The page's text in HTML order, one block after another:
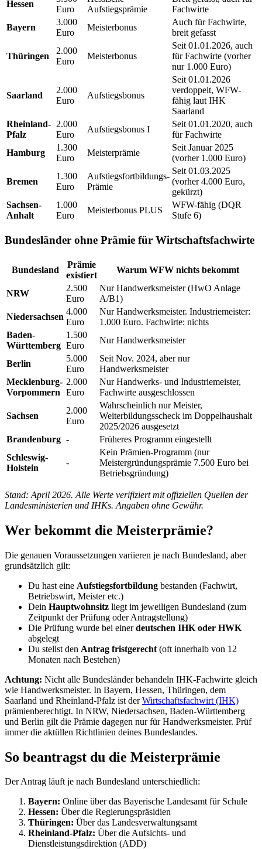
Hessen
Euro
Aufstiegsprämie
Fachwirte
Bayern
3.000
Euro
Meisterbonus
Auch für Fachwirte,
breit gefasst
Thüringen
2.000
Euro
Meisterbonus
Seit 01.01.2026, auch
für Fachwirte (vorher
nur 1.000 Euro)
Saarland
2.000
Euro
Aufstiegsbonus
Seit 01.01.2026
verdoppelt, WFW-
fähig laut IHK
Saarland
Rheinland-
Pfalz
2.000
Euro
Aufstiegsbonus I
Seit 01.01.2020, auch
für Fachwirte
Hamburg
1.300
Euro
Meisterprämie
Seit Januar 2025
(vorher 1.000 Euro)
Bremen
1.300
Euro
Aufstiegsfortbildungs-
Prämie
Seit 01.03.2025
(vorher 4.000 Euro,
gekürzt)
Sachsen-
Anhalt
1.000
Euro
Meisterbonus PLUS
WFW-fähig (DQR
Stufe 6)
Bundesländer ohne Prämie für Wirtschaftsfachwirte
Bundesland
Prämie
existiert
Warum WFW nichts bekommt
NRW
2.500
Euro
Nur Handwerksmeister (HwO Anlage
A/B1)
Niedersachsen
4.000
Euro
Nur Handwerksmeister. Industriemeister:
1.000 Euro. Fachwirte: nichts
Baden-
Württemberg
1.500
Euro
Nur Handwerksmeister
Berlin
5.000
Euro
Seit Nov. 2024, aber nur
Handwerksmeister
Mecklenburg-
Vorpommern
2.000
Euro
Nur Handwerks- und Industriemeister,
Fachwirte ausgeschlossen
Sachsen
2.000
Euro
Wahrscheinlich nur Meister,
Weiterbildungsscheck im Doppelhaushalt
2025/2026 ausgesetzt
Brandenburg -
Früheres Programm eingestellt
Schleswig-
Holstein
-
Kein Prämien-Programm (nur
Meistergründungsprämie 7.500 Euro bei
Betriebsgründung)
Stand: April 2026. Alle Werte verifiziert mit offiziellen Quellen der
Landesministerien und IHKs. Angaben ohne Gewähr.
Wer bekommt die Meisterprämie?
Die genauen Voraussetzungen variieren je nach Bundesland, aber
grundsätzlich gilt:
Du hast eine Aufstiegsfortbildung bestanden (Fachwirt,
Betriebswirt, Meister etc.)
Dein Hauptwohnsitz liegt im jeweiligen Bundesland (zum
Zeitpunkt der Prüfung oder Antragstellung)
Die Prüfung wurde bei einerdeutschen IHK oder HWK
abgelegt
Du stellst den Antrag fristgerecht (oft innerhalb von 12
Monaten nach Bestehen)
Achtung: Nicht alle Bundesländer behandeln IHK-Fachwirte gleich
wie Handwerksmeister. In Bayern, Hessen, Thüringen, dem
Saarland und Rheinland-Pfalz ist derWirtschaftsfachwirt (IHK)
prämienberechtigt. In NRW, Niedersachsen, Baden-Württemberg
und Berlin gilt die Prämie dagegen nur für Handwerksmeister. Prüf
immer die aktüllen Richtlinien deines Bundeslandes.
So beantragst du die Meisterprämie
Der Antrag läuft je nach Bundesland unterschiedlich:
Bayern: Online über das Bayerische Landesamt für Schule
Hessen: Über die Regierungspräsidien
Thüringen: Über das Landesverwaltungsamt
Rheinland-Pfalz: Über die Aufsichts- und
Dienstleistungsdirektion (ADD)